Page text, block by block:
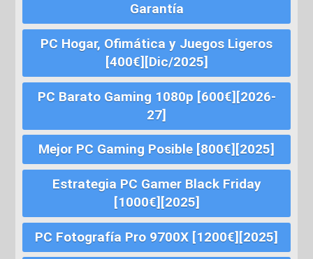
Garantía
PC Hogar, Ofimática y Juegos Ligeros
[400€][Dic/2025]
PC Barato Gaming 1080p [600€][2026-
27]
Mejor PC Gaming Posible [800€][2025]
Estrategia PC Gamer Black Friday
[1000€][2025]
PC Fotografía Pro 9700X [1200€][2025]